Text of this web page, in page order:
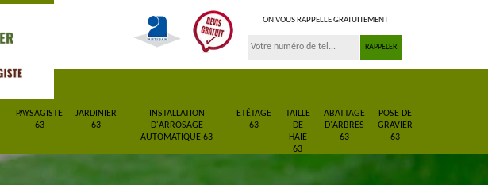
ON VOUS RAPPELLE GRATUITEMENT
PAYSAGISTE
63
JARDINIER
63
INSTALLATION
D'ARROSAGE
AUTOMATIQUE 63
ETÊTAGE
63
TAILLE
DE
HAIE
63
ABATTAGE
D'ARBRES
63
POSE DE
GRAVIER
63